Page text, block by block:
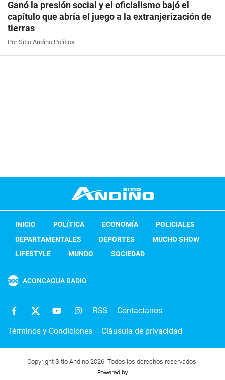
Ganó la presión social y el oficialismo bajó el
capítulo que abría el juego a la extranjerización de
tierras
Por Sitio Andino Política
INICIO POLÍTICA ECONOMÍA
POLICIALES
DEPARTAMENTALES
DEPORTES
MUCHO SHOW
LIFESTYLE
MUNDO SOCIEDAD
ACONCAGUA RADIO
RSS Contactanos
Términos y Condiciones Cláusula de privacidad
Copyright Sitio Andino 2026. Todos los derechos reservados.